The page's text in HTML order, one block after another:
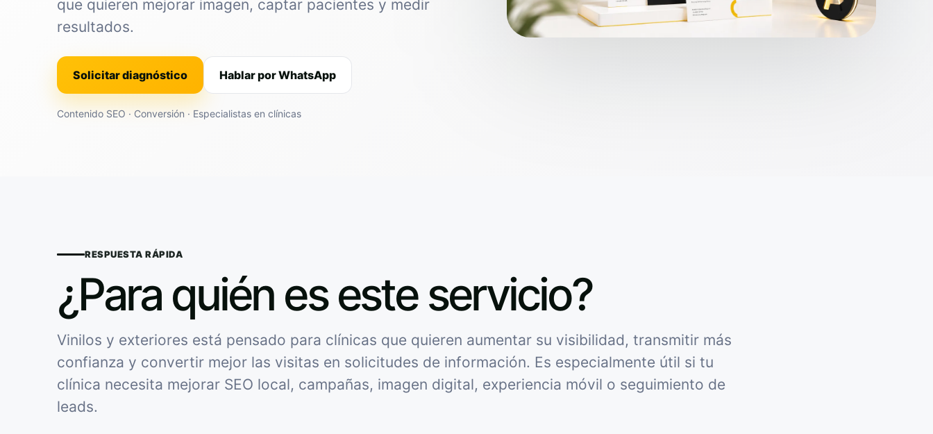
que quieren mejorar imagen, captar pacientes y medir
resultados.
Solicitar diagnóstico Hablar por WhatsApp
Contenido SEO · Conversión · Especialistas en clínicas
RESPUESTA RÁPIDA
¿Para quién es este servicio?
Vinilos y exteriores está pensado para clínicas que quieren aumentar su visibilidad, transmitir más
confianza y convertir mejor las visitas en solicitudes de información. Es especialmente útil si tu
clínica necesita mejorar SEO local, campañas, imagen digital, experiencia móvil o seguimiento de
leads.